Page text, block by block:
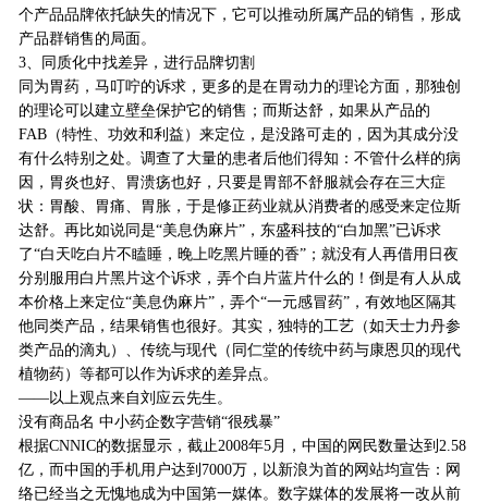
个产品品牌依托缺失的情况下，它可以推动所属产品的销售，形成
产品群销售的局面。
3、同质化中找差异，进行品牌切割
同为胃药，马叮咛的诉求，更多的是在胃动力的理论方面，那独创
的理论可以建立壁垒保护它的销售；而斯达舒，如果从产品的
FAB（特性、功效和利益）来定位，是没路可走的，因为其成分没
有什么特别之处。调查了大量的患者后他们得知：不管什么样的病
因，胃炎也好、胃溃疡也好，只要是胃部不舒服就会存在三大症
状：胃酸、胃痛、胃胀，于是修正药业就从消费者的感受来定位斯
达舒。再比如说同是“美息伪麻片”，东盛科技的“白加黑”已诉求
了“白天吃白片不瞌睡，晚上吃黑片睡的香”；就没有人再借用日夜
分别服用白片黑片这个诉求，弄个白片蓝片什么的！倒是有人从成
本价格上来定位“美息伪麻片”，弄个“一元感冒药”，有效地区隔其
他同类产品，结果销售也很好。其实，独特的工艺（如天士力丹参
类产品的滴丸）、传统与现代（同仁堂的传统中药与康恩贝的现代
植物药）等都可以作为诉求的差异点。
——以上观点来自刘应云先生。
没有商品名 中小药企数字营销“很残暴”
根据CNNIC的数据显示，截止2008年5月，中国的网民数量达到2.58
亿，而中国的手机用户达到7000万，以新浪为首的网站均宣告：网
络已经当之无愧地成为中国第一媒体。数字媒体的发展将一改从前